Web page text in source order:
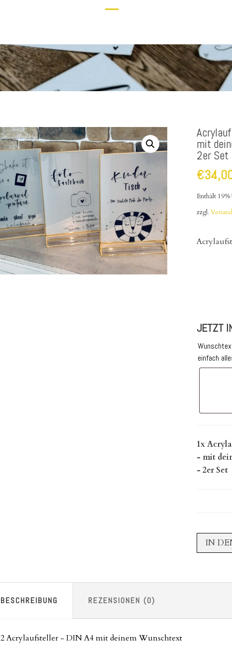
mit
2er Set
€
Enthält 19%
zzgl.Versand
JETZT
einfach
1x
- mit
- 2er Set
IN
BESCHREIBUNG REZENSIONEN (0)
2 Acrylaufsteller - DIN A4 mit deinem Wunschtext